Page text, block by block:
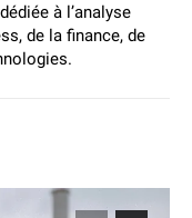
à l’analyse
de la finance, de